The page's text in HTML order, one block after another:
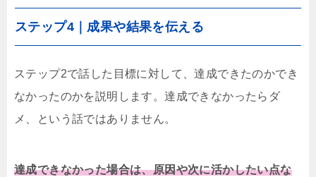
ステップ4｜成果や結果を伝える
ステップ2で話した目標に対して、達成できたのかでき
なかったのかを説明します。達成できなかったらダ
メ、という話ではありません。
達成できなかった場合は、原因や次に活かしたい点な